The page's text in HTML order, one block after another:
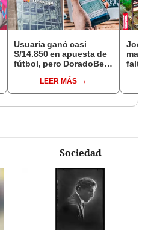
Usuaria ganó casi
S/14.850 en apuesta de
fútbol, pero DoradoBet
Indecopi multó a la
empresa con más de S/
LEER MÁS
falta
Sociedad